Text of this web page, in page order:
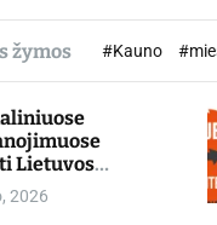
žymos #Kauno
Lietuvos
mokymo
2026